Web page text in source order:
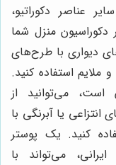
عناصر دکوراتیو،
دکوراسیون منزل شما
دیواری با طرح‌های
ملایم استفاده کنید.
است، می‌توانید از
یا آبرنگی با
کنید. یک پوستر
می‌تواند با